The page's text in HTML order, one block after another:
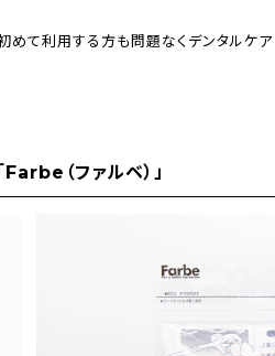
めて利用する方も問題なくデンタルケア
（ファルベ）」